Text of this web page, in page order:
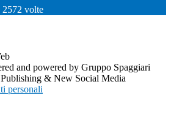
2572 volte
and powered by Gruppo Spaggiari
& New Social Media
personali